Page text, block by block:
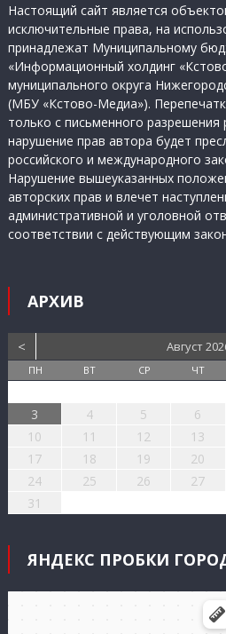
Настоящий сайт является
исключительные права, на
принадлежат Муниципальному
«Информационный холдинг
муниципального округа
(МБУ «Кстово-Медиа»).
только с письменного
нарушение прав автора будет
российского и международного
Нарушение вышеуказанных
авторских прав и влечет
административной и уголовной
соответствии с действующим
АРХИВ
< Август
ПН ВТ СР ЧТ
3
4 5 6
10
11 12 13
17
18 19 20
24
25 26 27
31
ЯНДЕКС ПРОБКИ